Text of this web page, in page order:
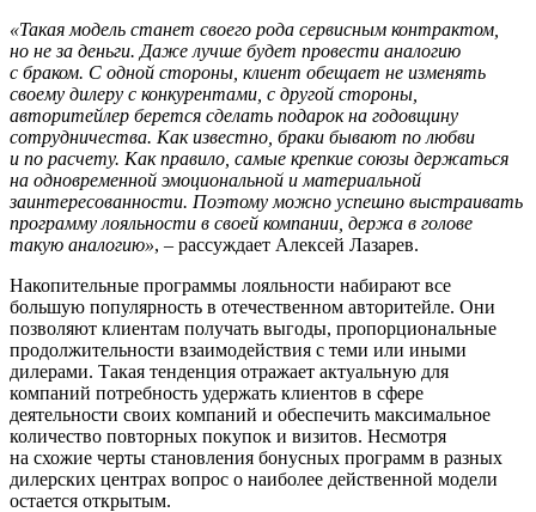
«Такая модель станет своего рода сервисным контрактом,
но не за деньги. Даже лучше будет провести аналогию
с браком. С одной стороны, клиент обещает не изменять
своему дилеру с конкурентами, с другой стороны,
авторитейлер берется сделать подарок на годовщину
сотрудничества. Как известно, браки бывают по любви
и по расчету. Как правило, самые крепкие союзы держаться
на одновременной эмоциональной и материальной
заинтересованности. Поэтому можно успешно выстраивать
программу лояльности в своей компании, держа в голове
такую аналогию», – рассуждает Алексей Лазарев.
Накопительные программы лояльности набирают все
большую популярность в отечественном авторитейле. Они
позволяют клиентам получать выгоды, пропорциональные
продолжительности взаимодействия с теми или иными
дилерами. Такая тенденция отражает актуальную для
компаний потребность удержать клиентов в сфере
деятельности своих компаний и обеспечить максимальное
количество повторных покупок и визитов. Несмотря
на схожие черты становления бонусных программ в разных
дилерских центрах вопрос о наиболее действенной модели
остается открытым.